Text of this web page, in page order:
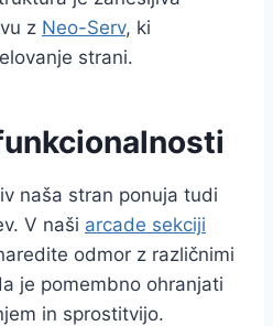
z Neo-Serv, ki
strani.
naša stran ponuja tudi
V naši arcade sekciji
odmor z različnimi
je pomembno ohranjati
in sprostitvijo.